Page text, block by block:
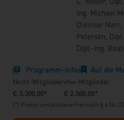
Ing. Michael
Dietmar Narr,
Petersen,
Dipl.-Ing.
Programm-Infos Auf die
Nicht-Mitglieder
€ 3.300,00*
vhw-Mitglieder
€ 2.500,00*
(*) Preise umsatzsteuerfrei nach § 4 Nr.